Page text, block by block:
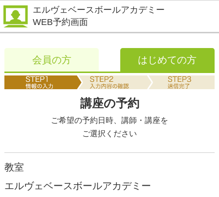
エルヴェベースボールアカデミー
WEB予約画面
会員の方 はじめての方
講座の予約
ご希望の予約日時、講師・講座を
ご選択ください
教室
エルヴェベースボールアカデミー